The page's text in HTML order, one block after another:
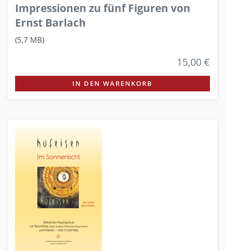
Impressionen zu fünf Figuren von
Ernst Barlach
(5,7 MB)
15,00 €
IN DEN WARENKORB